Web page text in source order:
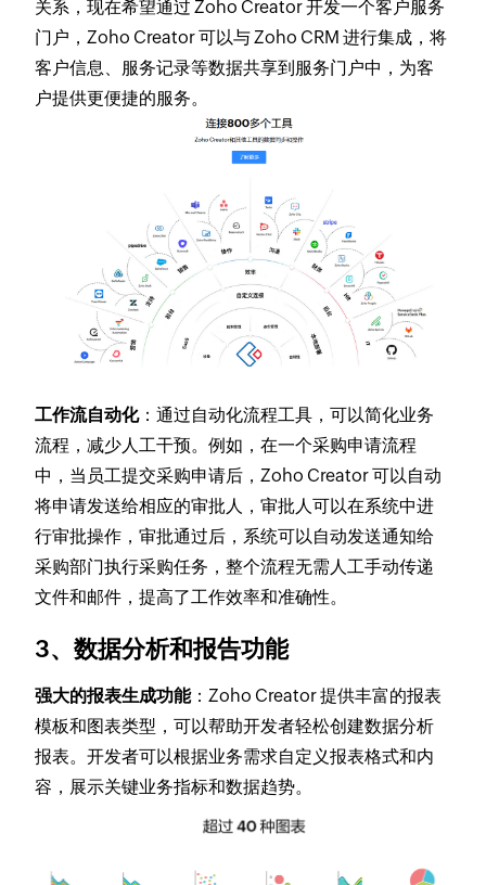
关系，现在希望通过 Zoho Creator 开发一个客户服务
门户，Zoho Creator 可以与 Zoho CRM 进行集成，将
客户信息、服务记录等数据共享到服务门户中，为客
户提供更便捷的服务。
工作流自动化：通过自动化流程工具，可以简化业务
流程，减少人工干预。例如，在一个采购申请流程
中，当员工提交采购申请后，Zoho Creator 可以自动
将申请发送给相应的审批人，审批人可以在系统中进
行审批操作，审批通过后，系统可以自动发送通知给
采购部门执行采购任务，整个流程无需人工手动传递
文件和邮件，提高了工作效率和准确性。
3、数据分析和报告功能
强大的报表生成功能：Zoho Creator 提供丰富的报表
模板和图表类型，可以帮助开发者轻松创建数据分析
报表。开发者可以根据业务需求自定义报表格式和内
容，展示关键业务指标和数据趋势。